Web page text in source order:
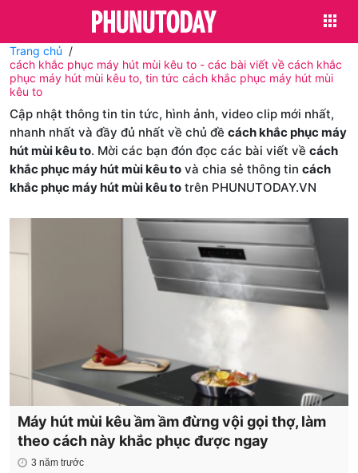
Trang chủ
cách khắc phục máy hút mùi kêu to - các bài viết về cách khắc
phục máy hút mùi kêu to, tin tức cách khắc phục máy hút mùi
kêu to
Cập nhật thông tin tin tức, hình ảnh, video clip mới nhất,
nhanh nhất và đầy đủ nhất về chủ đề cách khắc phục máy
hút mùi kêu to. Mời các bạn đón đọc các bài viết về cách
khắc phục máy hút mùi kêu to và chia sẻ thông tin cách
khắc phục máy hút mùi kêu to trên PHUNUTODAY.VN
Máy hút mùi kêu ầm ầm đừng vội gọi thợ, làm
theo cách này khắc phục được ngay
3 năm trước